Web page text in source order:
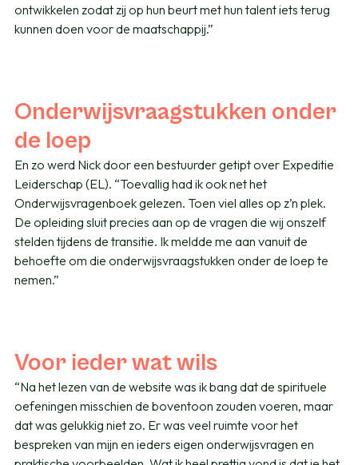
ontwikkelen zodat zij op hun beurt met hun talent iets terug
kunnen doen voor de maatschappij.”
Onderwijsvraagstukken onder
de loep
En zo werd Nick door een bestuurder getipt over Expeditie
Leiderschap (EL). “Toevallig had ik ook net het
Onderwijsvragenboek gelezen. Toen viel alles op z’n plek.
De opleiding sluit precies aan op de vragen die wij onszelf
stelden tijdens de transitie. Ik meldde me aan vanuit de
behoefte om die onderwijsvraagstukken onder de loep te
nemen.”
Voor ieder wat wils
“Na het lezen van de website was ik bang dat de spirituele
oefeningen misschien de boventoon zouden voeren, maar
dat was gelukkig niet zo. Er was veel ruimte voor het
bespreken van mijn en ieders eigen onderwijsvragen en